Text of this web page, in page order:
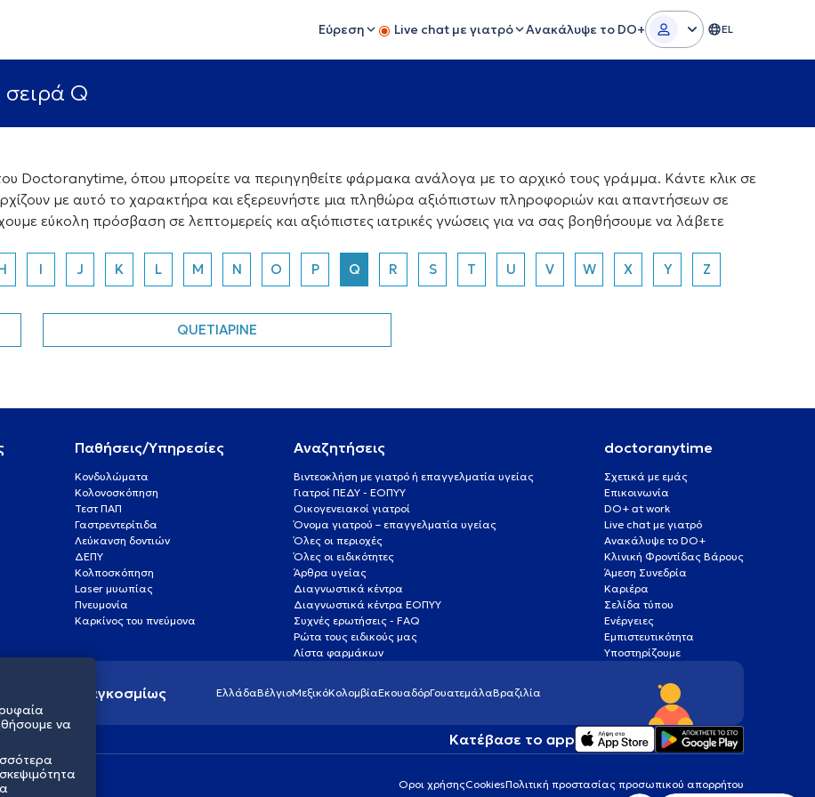
Εύρεση Live chat με γιατρό Ανακάλυψε το DO+ EL
Q
όπου μπορείτε να περιηγηθείτε φάρμακα ανάλογα με το αρχικό τους γράμμα. Κάντε κλικ σε
με αυτό το χαρακτήρα και εξερευνήστε μια πληθώρα αξιόπιστων πληροφοριών και απαντήσεων σε
εύκολη πρόσβαση σε λεπτομερείς και αξιόπιστες ιατρικές γνώσεις για να σας βοηθήσουμε να λάβετε
I J K L M N O P Q R S T U V W X Y Z
QUETIAPINE
Παθήσεις/Υπηρεσίες
Κονδυλώματα
Κολονοσκόπηση
Τεστ ΠΑΠ
Γαστρεντερίτιδα
Λεύκανση δοντιών
ΔΕΠΥ
Κολποσκόπηση
Laser μυωπίας
Πνευμονία
Καρκίνος του πνεύμονα
Αναζητήσεις
Βιντεοκλήση με γιατρό ή επαγγελματία υγείας
Γιατροί ΠΕΔΥ - ΕΟΠΥΥ
Οικογενειακοί γιατροί
Όνομα γιατρού – επαγγελματία υγείας
Όλες οι περιοχές
Όλες οι ειδικότητες
Άρθρα υγείας
Διαγνωστικά κέντρα
Διαγνωστικά κέντρα ΕΟΠΥΥ
Συχνές ερωτήσεις - FAQ
Ρώτα τους ειδικούς μας
Λίστα φαρμάκων
doctoranytime
Σχετικά με εμάς
Επικοινωνία
DO+ at work
Live chat με γιατρό
Ανακάλυψε το DO+
Κλινική Φροντίδας Βάρους
Άμεση Συνεδρία
Καριέρα
Σελίδα τύπου
Ενέργειες
Εμπιστευτικότητα
Υποστηρίζουμε
υγείας παγκοσμίως ΕλλάδαΒέλγιοΜεξικόΚολομβίαΕκουαδόρΓουατεμάλαΒραζιλία
Κατέβασε το app
Οροι χρήσηςCookiesΠολιτική προστασίας προσωπικού απορρήτου
να